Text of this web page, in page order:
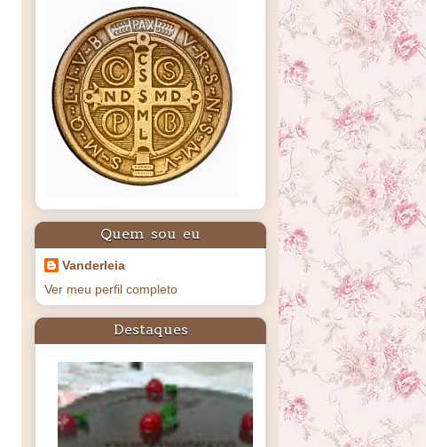
Quem sou eu
Vanderleia
Ver meu perfil completo
Destaques